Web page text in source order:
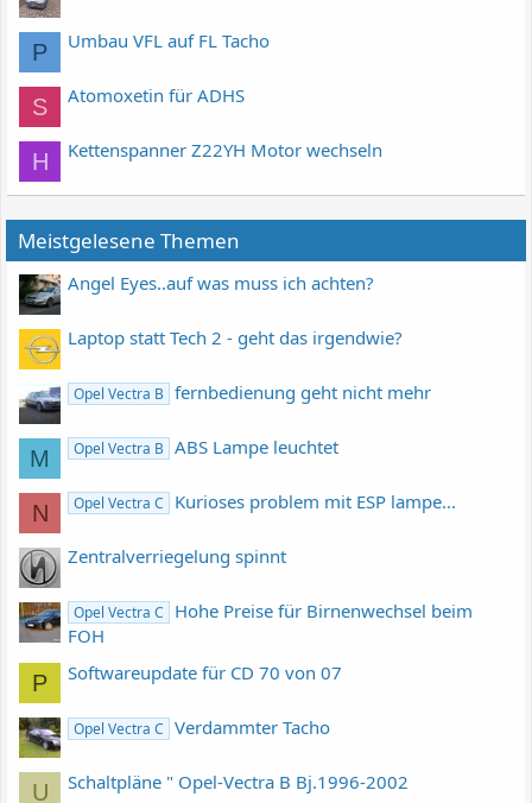
P Umbau VFL auf FL Tacho
S Atomoxetin für ADHS
H Kettenspanner Z22YH Motor wechseln
Meistgelesene Themen
Angel Eyes..auf was muss ich achten?
Laptop statt Tech 2 - geht das irgendwie?
Opel Vectra B fernbedienung geht nicht mehr
M Opel Vectra B ABS Lampe leuchtet
N Opel Vectra C Kurioses problem mit ESP lampe...
Zentralverriegelung spinnt
Opel Vectra C
Hohe Preise für Birnenwechsel beim
FOH
P Softwareupdate für CD 70 von 07
Opel Vectra C Verdammter Tacho
U Schaltpläne " Opel-Vectra B Bj.1996-2002